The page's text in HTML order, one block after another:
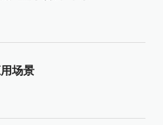
场景